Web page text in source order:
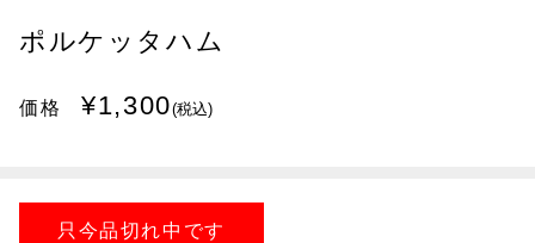
ポルケッタハム
価格 ¥1,300(税込)
只今品切れ中です